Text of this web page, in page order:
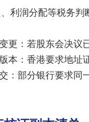
利润分配等税务
更：若股东会决
本：香港要求地址
：部分银行要求同